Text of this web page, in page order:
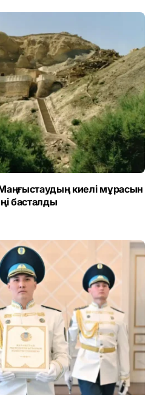
киелі мұрасын
басталды